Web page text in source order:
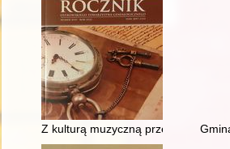
Z kulturą muzyczną przez życie :